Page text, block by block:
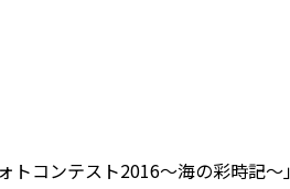
トコンテスト2016～海の彩時記